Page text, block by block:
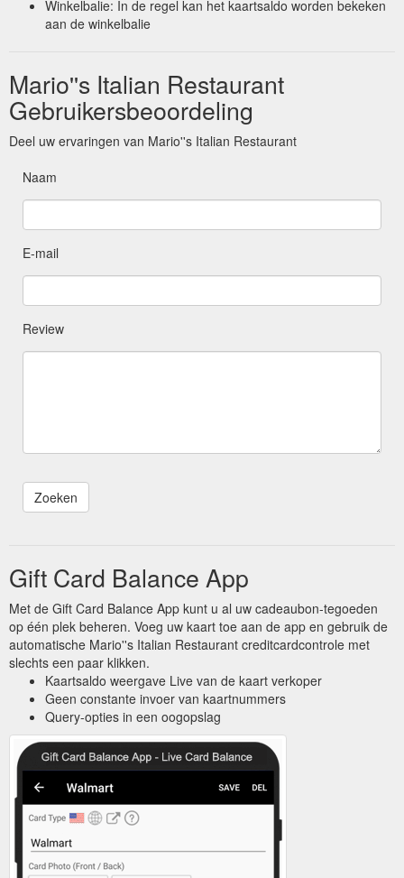
Winkelbalie: In de regel kan het kaartsaldo worden bekeken
aan de winkelbalie
Mario''s Italian Restaurant
Gebruikersbeoordeling
Deel uw ervaringen van Mario''s Italian Restaurant
Naam
E-mail
Review
Gift Card Balance App
Met de Gift Card Balance App kunt u al uw cadeaubon-tegoeden
op één plek beheren. Voeg uw kaart toe aan de app en gebruik de
automatische Mario''s Italian Restaurant creditcardcontrole met
slechts een paar klikken.
Kaartsaldo weergave Live van de kaart verkoper
Geen constante invoer van kaartnummers
Query-opties in een oogopslag